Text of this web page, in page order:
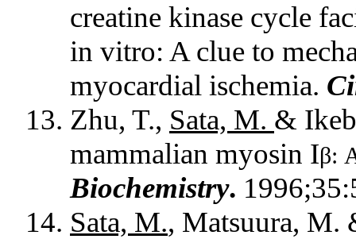
creatine kinase cycle
in vitro: A clue to
myocardial ischemia.
Zhu, T., Sata, M. &
mammalian myosin Iβ:
Biochemistry.
Sata, M., Matsuura, M.